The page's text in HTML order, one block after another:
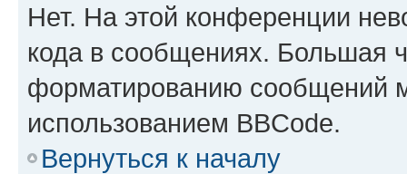
Нет. На этой конференции
кода в сообщениях. Большая
форматированию сообщений
использованием BBCode.
Вернуться к началу